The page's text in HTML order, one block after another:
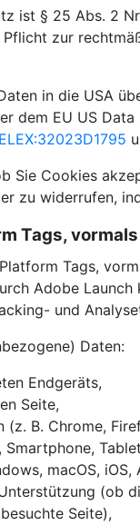
ist § 25 Abs. 2
zur
in die USA
dem EU US
Sie Cookies
zu widerrufen,
Tags,
Tags,
Adobe
und
Daten:
Endgeräts,
Seite,
(z. B. Chrome,
macOS, iOS,
(ob
Seite),